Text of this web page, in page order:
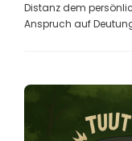
Distanz dem
Anspruch auf